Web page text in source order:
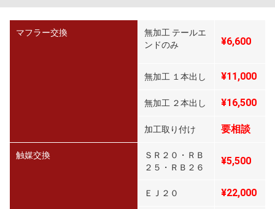
マフラー交換
無加工 テールエ
ンドのみ
¥6,600
無加工 １本出し ¥11,000
無加工 ２本出し ¥16,500
加工取り付け 要相談
触媒交換
ＳＲ２０・ＲＢ
２５・ＲＢ２６
¥5,500
ＥＪ２０ ¥22,000